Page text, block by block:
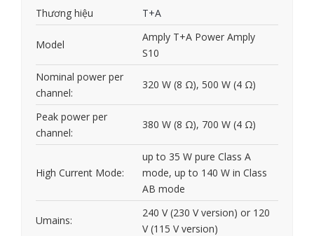
Thương hiệu T+A
Model
Amply T+A Power Amply
S10
Nominal power per
channel:
320 W (8 Ω), 500 W (4 Ω)
Peak power per
channel:
380 W (8 Ω), 700 W (4 Ω)
High Current Mode:
up to 35 W pure Class A
mode, up to 140 W in Class
AB mode
Umains:
240 V (230 V version) or 120
V (115 V version)